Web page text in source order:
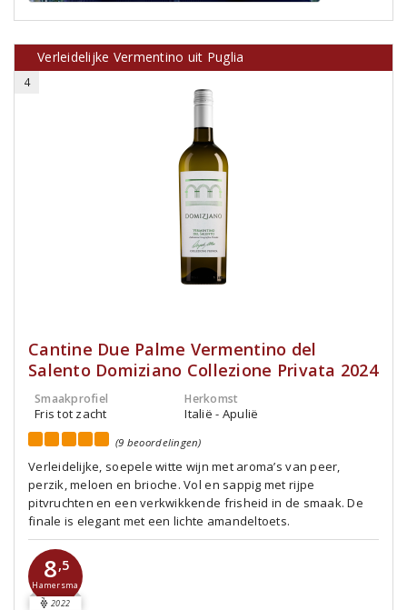
Verleidelijke Vermentino uit Puglia
4
Cantine Due Palme Vermentino del
Salento Domiziano Collezione Privata 2024
Smaakprofiel
Fris tot zacht
Herkomst
Italië - Apulië
(9 beoordelingen)
Verleidelijke, soepele witte wijn met aroma’s van peer,
perzik, meloen en brioche. Vol en sappig met rijpe
pitvruchten en een verkwikkende frisheid in de smaak. De
finale is elegant met een lichte amandeltoets.
8,5
Hamersma
2022